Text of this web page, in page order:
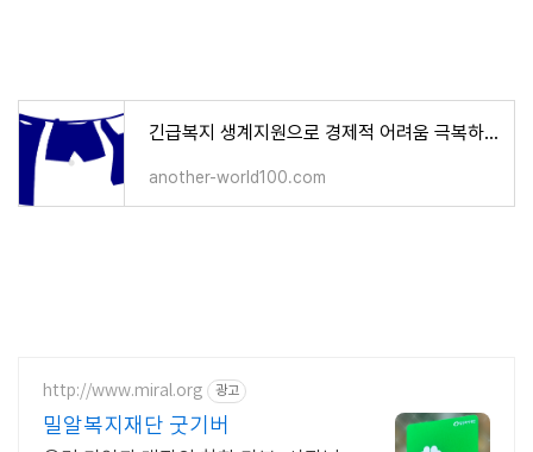
긴급복지 생계지원으로 경제적 어려움 극복하기
another-world100.com
http://www.miral.org 광고
밀알복지재단 굿기버